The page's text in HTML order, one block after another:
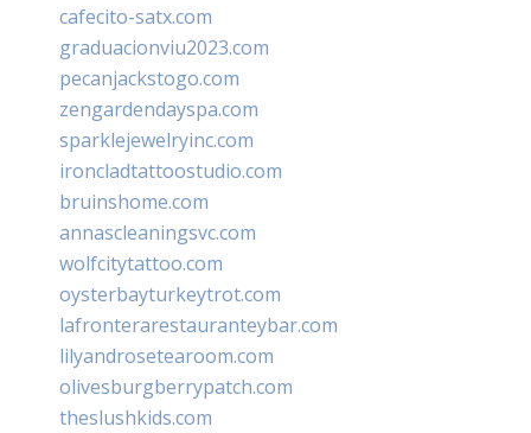
cafecito-satx.com
graduacionviu2023.com
pecanjackstogo.com
zengardendayspa.com
sparklejewelryinc.com
ironcladtattoostudio.com
bruinshome.com
annascleaningsvc.com
wolfcitytattoo.com
oysterbayturkeytrot.com
lafronterarestauranteybar.com
lilyandrosetearoom.com
olivesburgberrypatch.com
theslushkids.com